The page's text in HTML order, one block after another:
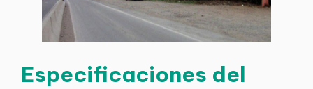
Especificaciones del